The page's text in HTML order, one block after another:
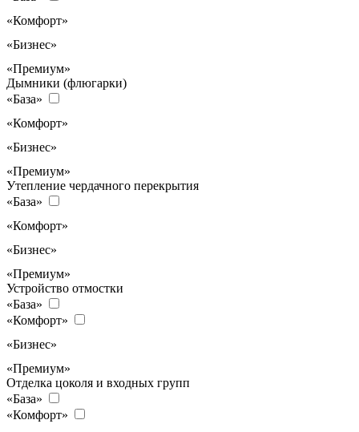
«Комфорт»
«Бизнес»
«Премиум»
Дымники (флюгарки)
«База»
«Комфорт»
«Бизнес»
«Премиум»
Утепление чердачного перекрытия
«База»
«Комфорт»
«Бизнес»
«Премиум»
Устройство отмостки
«База»
«Комфорт»
«Бизнес»
«Премиум»
Отделка цоколя и входных групп
«База»
«Комфорт»